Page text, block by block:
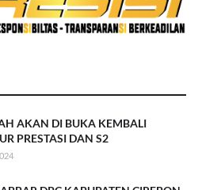
AKAN DI BUKA KEMBALI
PRESTASI DAN S2